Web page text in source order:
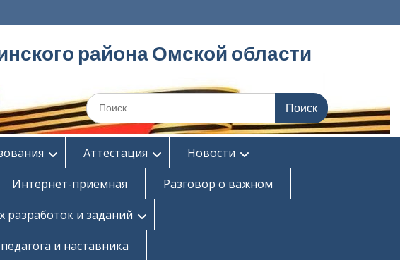
района Омской области
Поиск
по:
Аттестация
Новости
Интернет-приемная
Разговор о важном
разработок и заданий
и наставника